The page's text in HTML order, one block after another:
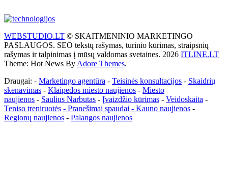
WEBSTUDIO.LT © SKAITMENINIO MARKETINGO
PASLAUGOS. SEO tekstų rašymas, turinio kūrimas, straipsnių
rašymas ir talpinimas į mūsų valdomas svetaines. 2026 ITLINE.LT
Theme: Hot News By Adore Themes.
Draugai: - Marketingo agentūra - Teisinės konsultacijos - Skaidrių
skenavimas - Klaipedos miesto naujienos - Miesto
naujienos - Saulius Narbutas - Įvaizdžio kūrimas - Veidoskaita -
Teniso treniruotės - Pranešimai spaudai - Kauno naujienos -
Regionų naujienos - Palangos naujienos